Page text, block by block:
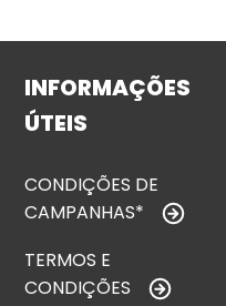
INFORMAÇÕES
ÚTEIS
CONDIÇÕES DE
CAMPANHAS*
TERMOS E
CONDIÇÕES